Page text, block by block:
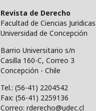
Revista de Derecho
Facultad de Ciencias
Universidad de Concepción
Barrio Universitario s/n
Casilla 160-C, Correo 3
Concepción - Chile
Tel.: (56-41) 2204542
Fax: (56-41) 2259136
Correo: rderecho@udec.cl